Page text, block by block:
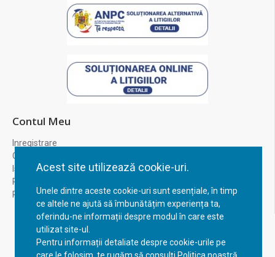
Acest site utilizează cookie-uri.
Unele dintre aceste cookie-uri sunt esențiale, în timp
ce altele ne ajută să îmbunătățim experiența ta,
oferindu-ne informații despre modul în care este
utilizat site-ul.
Pentru informații detaliate despre cookie-urile pe
Contul Meu
Inregistrare
Contul meu
Istoric comenzi
Recuperare parola
Returnare produs